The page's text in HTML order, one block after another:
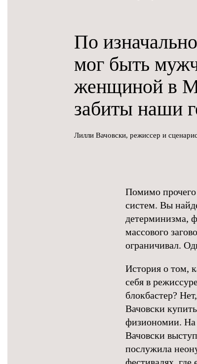
По
мог быть
женщиной в
забиты наши
Лилли Вачовски, режиссер и
Помимо
систем. Вы
детерминизма,
массового
ограничивал.
История о том,
себя в
блокбастер?
Вачовски
физиономии. На
Вачовски
послужила